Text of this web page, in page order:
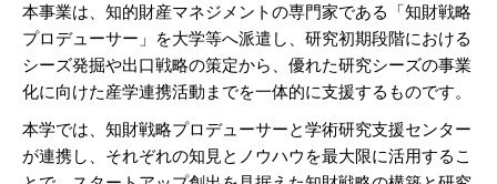
本事業は、知的財産マネジメントの専門家である「知財戦略
プロデューサー」を大学等へ派遣し、研究初期段階における
シーズ発掘や出口戦略の策定から、優れた研究シーズの事業
化に向けた産学連携活動までを一体的に支援するものです。
本学では、知財戦略プロデューサーと学術研究支援センター
が連携し、それぞれの知見とノウハウを最大限に活用するこ